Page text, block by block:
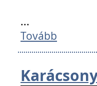
...
Tovább